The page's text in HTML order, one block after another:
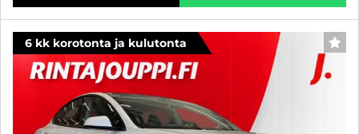
6 kk korotonta ja kulutonta